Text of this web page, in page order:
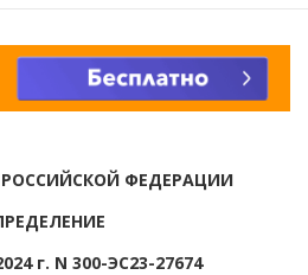
ФЕДЕРАЦИИ
г. N 300-ЭС23-27674